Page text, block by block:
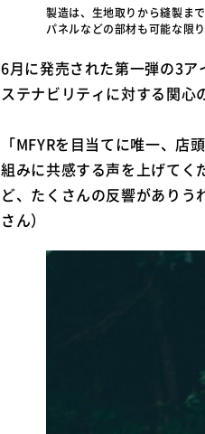
製造は、生地取りから縫製ま
パネルなどの部材も可能な限
6月に発売された第一弾の3
ステナビリティに対する関心
「MFYRを目当てに唯一、
組みに共感する声を上げてく
ど、たくさんの反響があり
さん）